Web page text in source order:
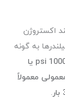
اکستروژن
به گونه
فشار عملیاتی تا 10000 psi یا
معمولاً
.